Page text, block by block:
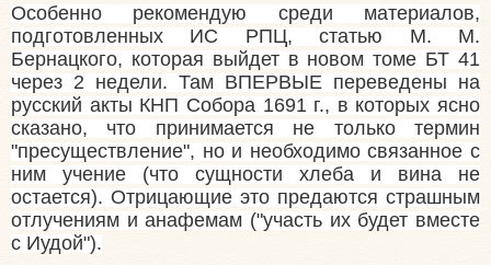
Особенно рекомендую среди материалов,
подготовленных ИС РПЦ, статью М. М.
Бернацкого, которая выйдет в новом томе БТ 41
через 2 недели. Там ВПЕРВЫЕ переведены на
русский акты КНП Собора 1691 г., в которых ясно
сказано, что принимается не только термин
"пресуществление", но и необходимо связанное с
ним учение (что сущности хлеба и вина не
остается). Отрицающие это предаются страшным
отлучениям и анафемам ("участь их будет вместе
с Иудой").